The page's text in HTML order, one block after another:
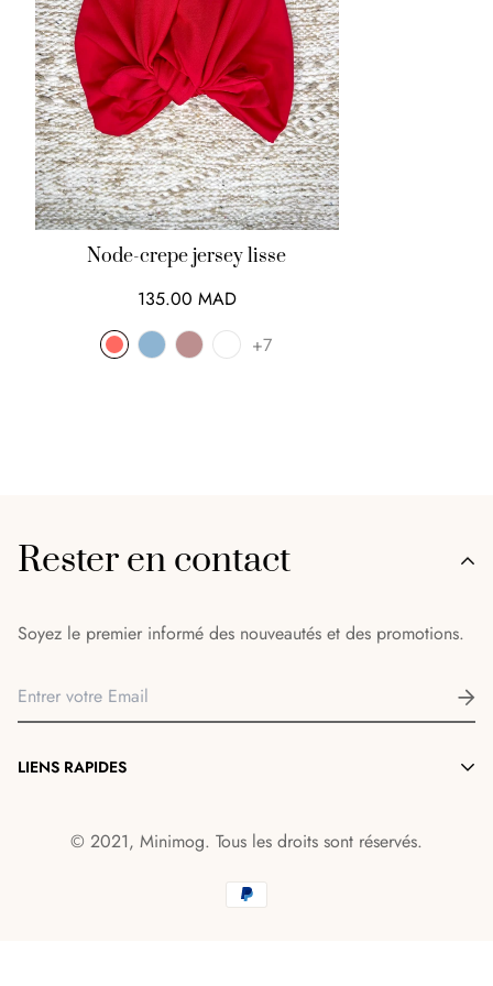
Node-crepe jersey lisse
135.00 MAD
+7
Rester en contact
Soyez le premier informé des nouveautés et des promotions.
LIENS RAPIDES
© 2021, Minimog. Tous les droits sont réservés.